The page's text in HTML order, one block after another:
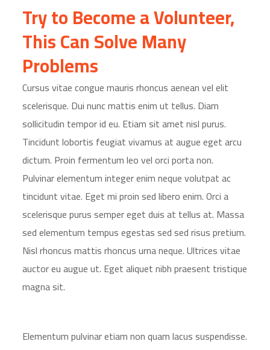
Try to Become a Volunteer,
This Can Solve Many
Problems
Cursus vitae congue mauris rhoncus aenean vel elit
scelerisque. Dui nunc mattis enim ut tellus. Diam
sollicitudin tempor id eu. Etiam sit amet nisl purus.
Tincidunt lobortis feugiat vivamus at augue eget arcu
dictum. Proin fermentum leo vel orci porta non.
Pulvinar elementum integer enim neque volutpat ac
tincidunt vitae. Eget mi proin sed libero enim. Orci a
scelerisque purus semper eget duis at tellus at. Massa
sed elementum tempus egestas sed sed risus pretium.
Nisl rhoncus mattis rhoncus urna neque. Ultrices vitae
auctor eu augue ut. Eget aliquet nibh praesent tristique
magna sit.
Elementum pulvinar etiam non quam lacus suspendisse.